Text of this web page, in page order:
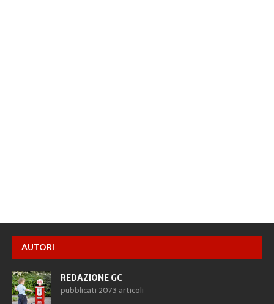
AUTORI
REDAZIONE GC
pubblicati 2073 articoli